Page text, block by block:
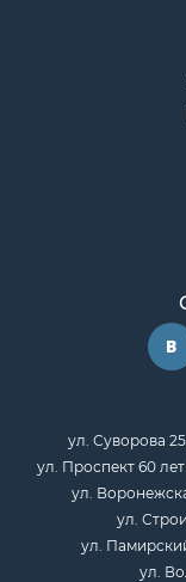
ул. Суворова
ул. Проспект 60
ул.
ул.
ул.
ул.